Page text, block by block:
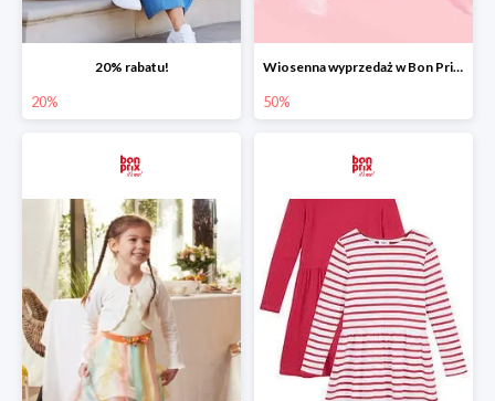
20% rabatu!
20%
Wiosenna wyprzedaż w Bon Prix do -50%
50%